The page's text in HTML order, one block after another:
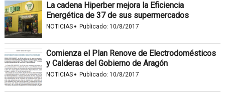
La cadena Hiperber mejora la Eficiencia
Energética de 37 de sus supermercados
NOTICIAS · Publicado: 10/8/2017
Comienza el Plan Renove de Electrodomésticos
y Calderas del Gobierno de Aragón
NOTICIAS · Publicado: 10/8/2017